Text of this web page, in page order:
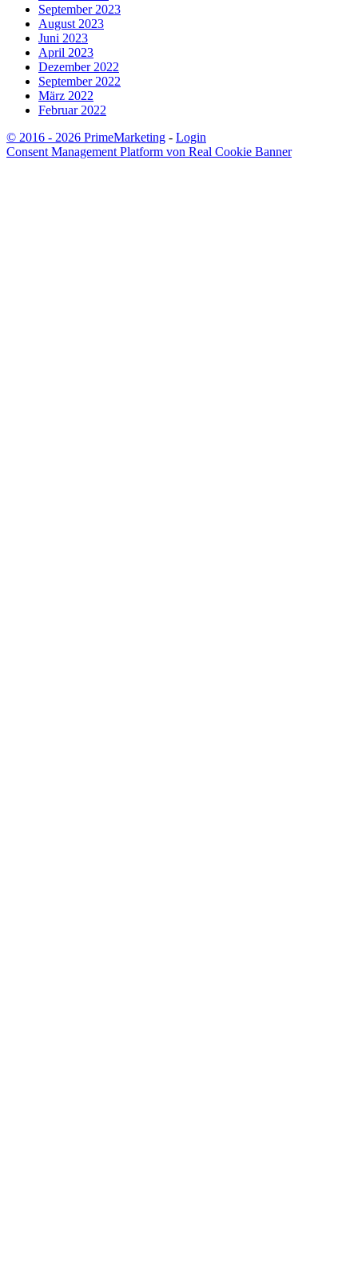
September 2023
August 2023
Juni 2023
April 2023
Dezember 2022
September 2022
März 2022
Februar 2022
© 2016 - 2026 PrimeMarketing - Login
Consent Management Platform von Real Cookie Banner